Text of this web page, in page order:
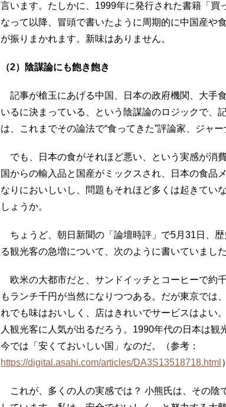
言います。たしかに、1999年に発行された書籍「買
なって以降、冒頭で書いたように周期的に中国産や
が振りまかれます。新味はありません。
（2）陰謀論にも飽き飽き
記事が槍玉にあげる中国、日本の政府機関、大手
いるに決まっている、という陰謀論のロジックで、
は、これまでその論法で“食ってきた”評論家、ジャー
でも、日本の食がそれほど悪い、という実感が消
国からの輸入品と国産がミックスされ、日本の食品
なりにおいしいし、問題もそれほど多くは起きてい
しょうか。
ちょうど、朝日新聞の「論壇時評」で5月31日、
る観光客の急増について、次のように書いていました
欧米の大都市だと、サンドイッチとコーヒーで約
もランチ千円が当然になりつつある。だが東京では
れでも味はおいしく、店はきれいでサービスはよい
人観光客に人気が出るだろう。1990年代の日本は観
今では「安くておいしい国」なのだ。（参考：
https://digital.asahi.com/articles/DA3S13518718.html ）
これが、多くの人の実感では？ 小熊氏は、その陰